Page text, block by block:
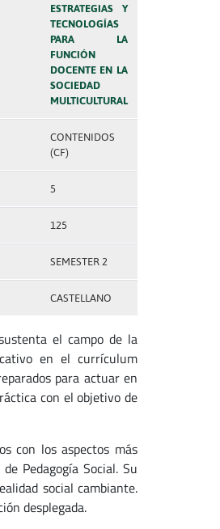
ESTRATEGIAS Y
TECNOLOGÍAS
PARA LA
FUNCIÓN
DOCENTE EN LA
SOCIEDAD
MULTICULTURAL
CONTENIDOS
(CF)
5
125
SEMESTER 2
CASTELLANO
el campo de la
en el currículum
para actuar en
con el objetivo de
con los aspectos más
Pedagogía Social. Su
social cambiante.
desplegada.